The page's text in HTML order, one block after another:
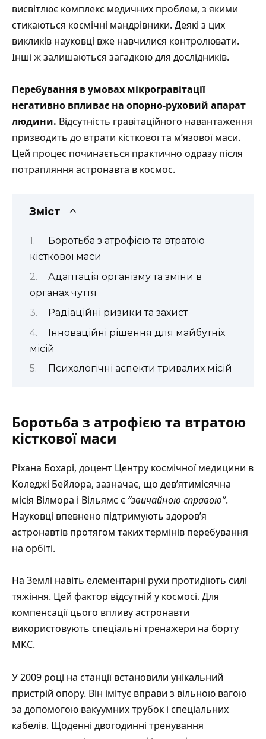
висвітлює комплекс медичних проблем, з якими
стикаються космічні мандрівники. Деякі з цих
викликів науковці вже навчилися контролювати.
Інші ж залишаються загадкою для дослідників.
Перебування в умовах мікрогравітації
негативно впливає на опорно-руховий апарат
людини. Відсутність гравітаційного навантаження
призводить до втрати кісткової та м’язової маси.
Цей процес починається практично одразу після
потрапляння астронавта в космос.
Зміст
Боротьба з атрофією та втратою
кісткової маси
Адаптація організму та зміни в
органах чуття
Радіаційні ризики та захист
Інноваційні рішення для майбутніх
місій
Психологічні аспекти тривалих місій
Боротьба з атрофією та втратою
кісткової маси
Ріхана Бохарі, доцент Центру космічної медицини в
Коледжі Бейлора, зазначає, що дев’ятимісячна
місія Вілмора і Вільямс є “звичайною справою”.
Науковці впевнено підтримують здоров’я
астронавтів протягом таких термінів перебування
на орбіті.
На Землі навіть елементарні рухи протидіють силі
тяжіння. Цей фактор відсутній у космосі. Для
компенсації цього впливу астронавти
використовують спеціальні тренажери на борту
МКС.
У 2009 році на станції встановили унікальний
пристрій опору. Він імітує вправи з вільною вагою
за допомогою вакуумних трубок і спеціальних
кабелів. Щоденні двогодинні тренування